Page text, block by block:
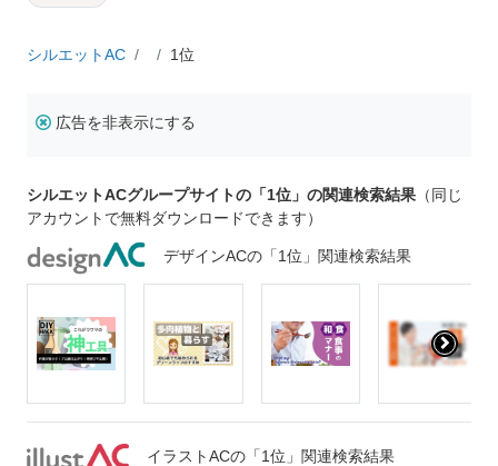
シルエットAC 1位
広告を非表示にする
シルエットACグループサイトの「1位」の関連検索結果 （同じ
アカウントで無料ダウンロードできます）
デザインACの「1位」関連検索結果
イラストACの「1位」関連検索結果